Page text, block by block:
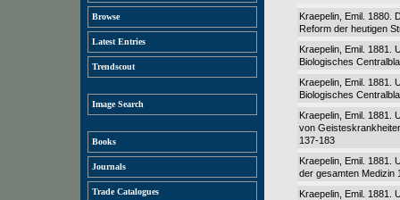
Browse
Latest Entries
Trendscout
Image Search
Books
Journals
Trade Catalogues
Kraepelin, Emil. 1880.
Reform der heutigen
Kraepelin, Emil. 1881.
Biologisches
Kraepelin, Emil. 1881.
Biologisches
Kraepelin, Emil. 1881.
von
137-183
Kraepelin, Emil. 1881.
der gesamten Medizin
Kraepelin, Emil. 1881.